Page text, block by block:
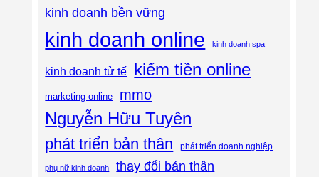
kinh doanh bền vững
kinh doanh online kinh doanh spa
kinh doanh tử tế kiếm tiền online
marketing online mmo
Nguyễn Hữu Tuyên
phát triển bản thân phát triển doanh nghiệp
phụ nữ kinh doanh thay đổi bản thân